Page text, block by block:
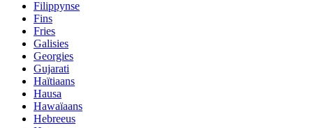
Filippynse
Fins
Fries
Galisies
Georgies
Gujarati
Haïtiaans
Hausa
Hawaïaans
Hebreeus